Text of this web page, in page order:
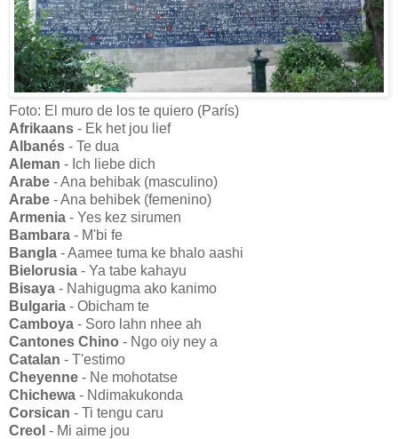
Foto: El muro de los te quiero (París)
Afrikaans - Ek het jou lief
Albanés - Te dua
Aleman - Ich liebe dich
Arabe - Ana behibak (masculino)
Arabe - Ana behibek (femenino)
Armenia - Yes kez sirumen
Bambara - M'bi fe
Bangla - Aamee tuma ke bhalo aashi
Bielorusia - Ya tabe kahayu
Bisaya - Nahigugma ako kanimo
Bulgaria - Obicham te
Camboya - Soro lahn nhee ah
Cantones Chino - Ngo oiy ney a
Catalan - T'estimo
Cheyenne - Ne mohotatse
Chichewa - Ndimakukonda
Corsican - Ti tengu caru
Creol - Mi aime jou